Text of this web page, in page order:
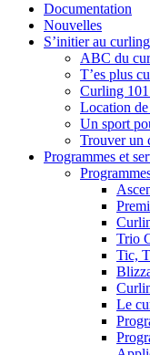
Documentation
Nouvelles
S’initier au curling
ABC du
T’es plus
Curling
Location de
Un sport
Trouver un
Programmes et
Trio
Tic,
Le